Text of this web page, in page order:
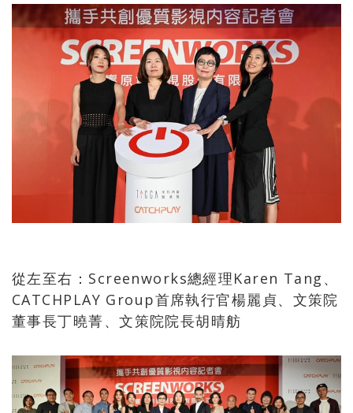
從左至右：Screenworks總經理Karen Tang、
CATCHPLAY Group首席執行官楊麗貞、文策院
董事長丁曉菁、文策院院長胡晴舫